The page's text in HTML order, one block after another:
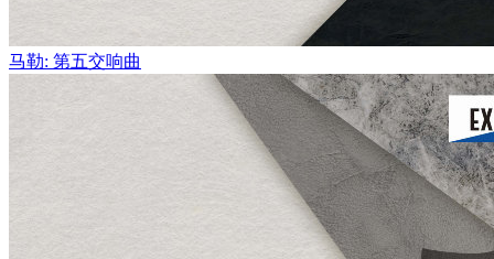
马勒: 第五交响曲